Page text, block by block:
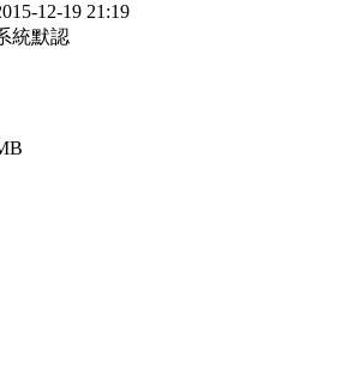
12-19 21:19
統默認